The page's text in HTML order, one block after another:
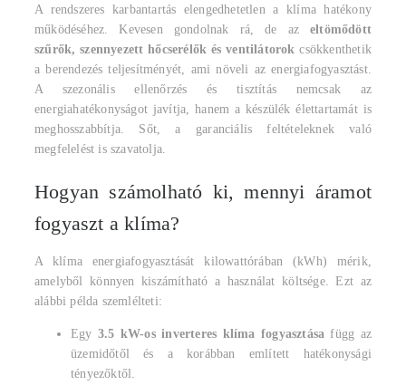
A rendszeres karbantartás elengedhetetlen a klíma hatékony
működéséhez. Kevesen gondolnak rá, de az eltömődött
szűrők, szennyezett hőcserélők és ventilátorok csökkenthetik
a berendezés teljesítményét, ami növeli az energiafogyasztást.
A szezonális ellenőrzés és tisztítás nemcsak az
energiahatékonyságot javítja, hanem a készülék élettartamát is
meghosszabbítja. Sőt, a garanciális feltételeknek való
megfelelést is szavatolja.
Hogyan számolható ki, mennyi áramot
fogyaszt a klíma?
A klíma energiafogyasztását kilowattórában (kWh) mérik,
amelyből könnyen kiszámítható a használat költsége. Ezt az
alábbi példa szemlélteti:
Egy 3.5 kW-os inverteres klíma fogyasztása függ az
üzemidőtől és a korábban említett hatékonysági
tényezőktől.